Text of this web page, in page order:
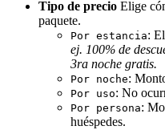
Tipo de precio Elige
paquete.
Por estancia:
ej. 100% de
3ra noche gratis.
Por noche:
Por uso: No
Por persona:
huéspedes.